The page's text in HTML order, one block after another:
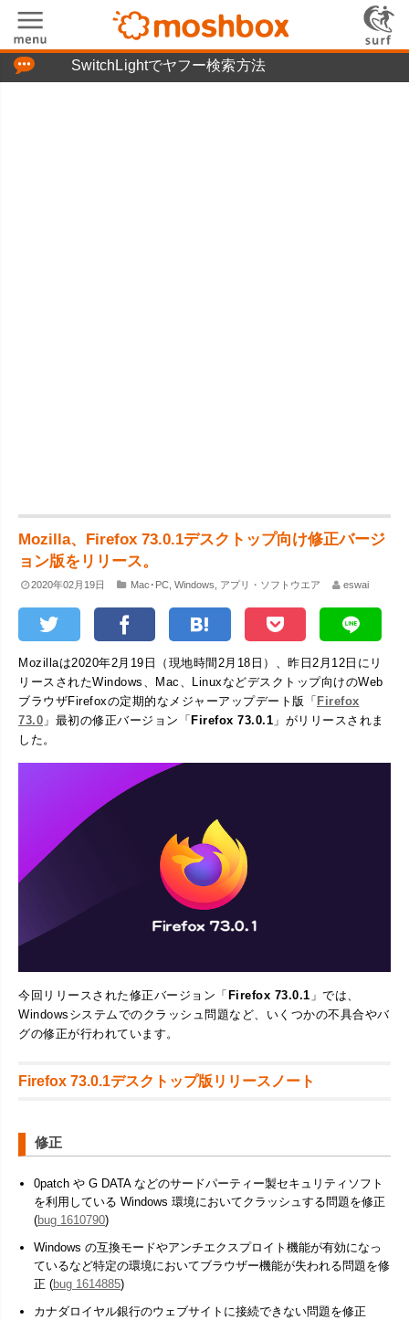
SwitchLightでヤフー検索方法
Mozilla、Firefox 73.0.1デスクトップ向け修正バージ
ョン版をリリース。
2020年02月19日 Mac･PC, Windows アプリ・ソフトウエア eswai
Mozillaは2020年2月19日（現地時間2月18日）、昨日2月12日にリ
リースされたWindows、Mac、Linuxなどデスクトップ向けのWeb
ブラウザFirefoxの定期的なメジャーアップデート版「Firefox
73.0 」最初の修正バージョン「Firefox 73.0.1 」がリリースされま
した。
今回リリースされた修正バージョン「 Firefox 73.0.1 」では、
Windowsシステムでのクラッシュ問題など、いくつかの不具合やバ
グの修正が行われています。
Firefox 73.0.1デスクトップ版リリースノート
修正
0patch や G DATA などのサードパーティー製セキュリティソフト
を利用している Windows 環境においてクラッシュする問題を修正
(bug 1610790)
Windows の互換モードやアンチエクスプロイト機能が有効になっ
ているなど特定の環境においてブラウザー機能が失われる問題を修
正 (bug 1614885)
カナダロイヤル銀行のウェブサイトに接続できない問題を修正
「つぶやき」の使い方